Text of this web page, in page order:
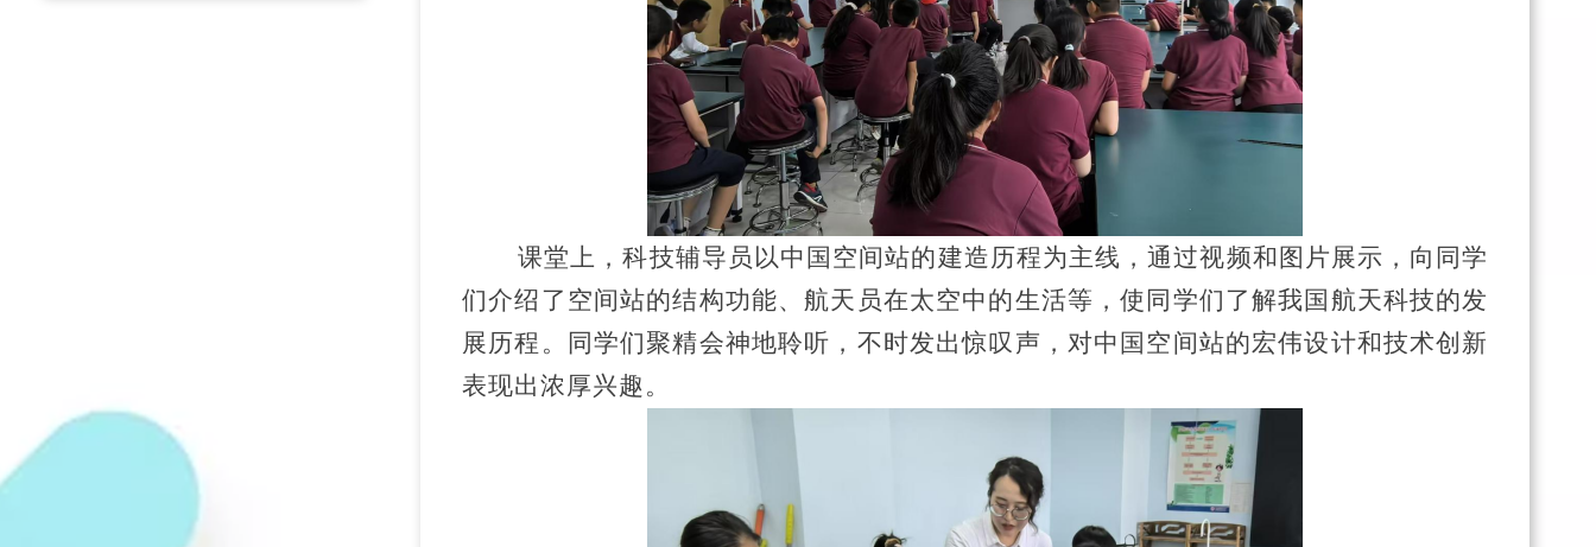
课堂上，科技辅导员以中国空间站的建造历程为主线，通过视频和图片展示，向同学
们介绍了空间站的结构功能、航天员在太空中的生活等，使同学们了解我国航天科技的发
展历程。同学们聚精会神地聆听，不时发出惊叹声，对中国空间站的宏伟设计和技术创新
表现出浓厚兴趣。